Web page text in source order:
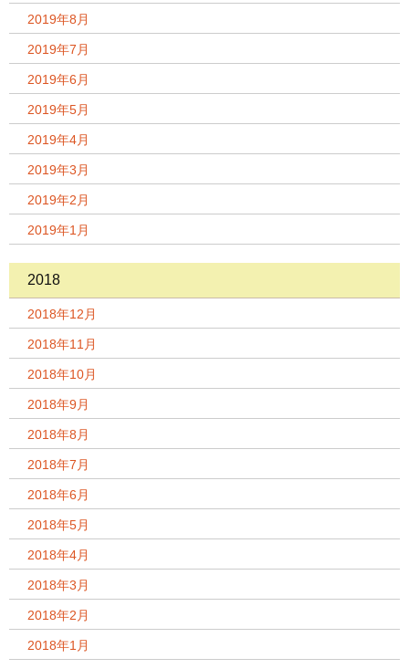
2019年8月
2019年7月
2019年6月
2019年5月
2019年4月
2019年3月
2019年2月
2019年1月
2018
2018年12月
2018年11月
2018年10月
2018年9月
2018年8月
2018年7月
2018年6月
2018年5月
2018年4月
2018年3月
2018年2月
2018年1月